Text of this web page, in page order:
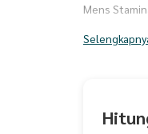
Mens
manfaat bagi